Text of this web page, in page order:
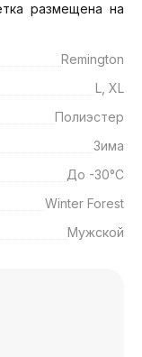
размещена на
Remington
L, XL
Полиэстер
Зима
До -30°C
Winter Forest
Мужской